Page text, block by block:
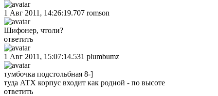
1 Авг 2011, 14:26:19.707 romson
Шифонер, чтоли?
ответить
1 Авг 2011, 15:07:14.531 plumbumz
тумбочка подстольбная 8-]
туда АТХ корпус входит как родной - по высоте
ответить